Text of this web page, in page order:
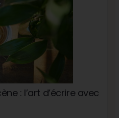
: l’art d’écrire avec